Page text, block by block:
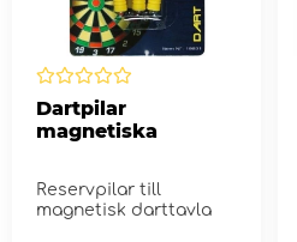
Dartpilar
magnetiska
Reservpilar till
magnetisk darttavla